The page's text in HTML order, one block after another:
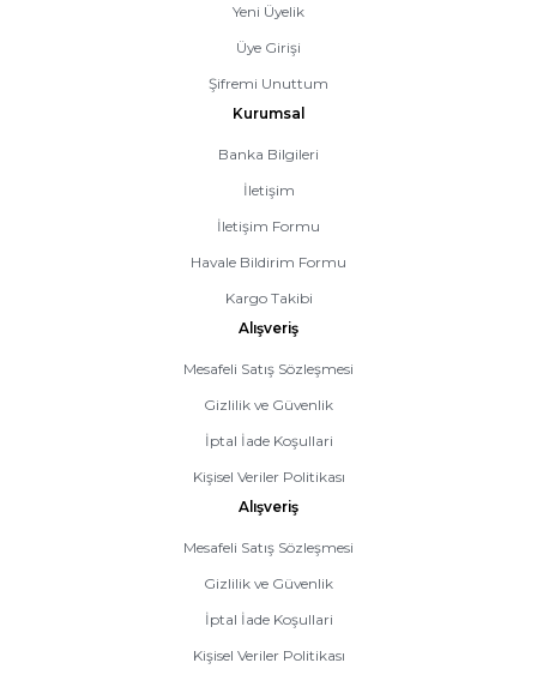
Yeni Üyelik
Üye Girişi
Şifremi Unuttum
Kurumsal
Banka Bilgileri
İletişim
İletişim Formu
Havale Bildirim Formu
Kargo Takibi
Alışveriş
Mesafeli Satış Sözleşmesi
Gizlilik ve Güvenlik
İptal İade Koşullari
Kişisel Veriler Politikası
Alışveriş
Mesafeli Satış Sözleşmesi
Gizlilik ve Güvenlik
İptal İade Koşullari
Kişisel Veriler Politikası